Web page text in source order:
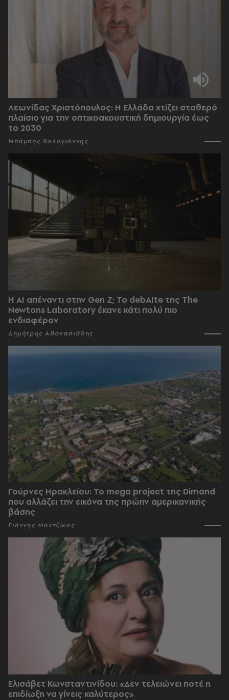
Λεωνίδας Χριστόπουλος: Η Ελλάδα χτίζει σταθερό
πλαίσιο για την οπτικοακουστική δημιουργία έως
το 2030
Μπάμπης Καλογιάννης
Η AI απέναντι στην Gen Z; Το debAIte της The
Newtons Laboratory έκανε κάτι πολύ πιο
ενδιαφέρον
Δημήτρης Αθανασιάδης
Γούρνες Ηρακλείου: To mega project της Dimand
που αλλάζει την εικόνα της πρώην αμερικανικής
βάσης
Γιάννης Μαντζίκος
Ελισάβετ Κωνσταντινίδου: «Δεν τελειώνει ποτέ η
επιδίωξη να γίνεις καλύτερος»